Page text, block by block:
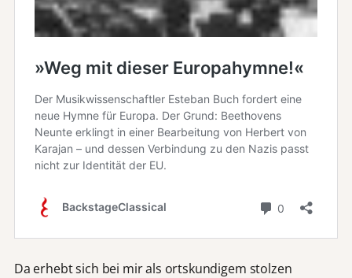
Da erhebt sich bei mir als ortskundigem stolzen